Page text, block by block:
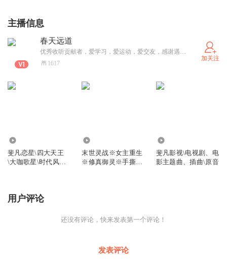
主播信息
春天远道
优秀收听贡献者，爱学习，爱运动，爱交友，感谢遇见，感恩生话。音乐专辑内容大多来源于网络，少部分源于个人购买收藏，如若不慎侵犯你的权益，接告知后第一时间删除。其它内容均为原创。缥缈电波中相遇相识自是缘分，愿你吉祥好运！
1617
加关注
斐凡恋星\四大天王
\大咖歌星\时代风华
末世灵战※女主重生
※修真御灵※手撕渣
斐凡影视\电视剧、电
影主题曲、插曲\原音
用户评论
还没有评论，快来发表第一个评论！
发表评论